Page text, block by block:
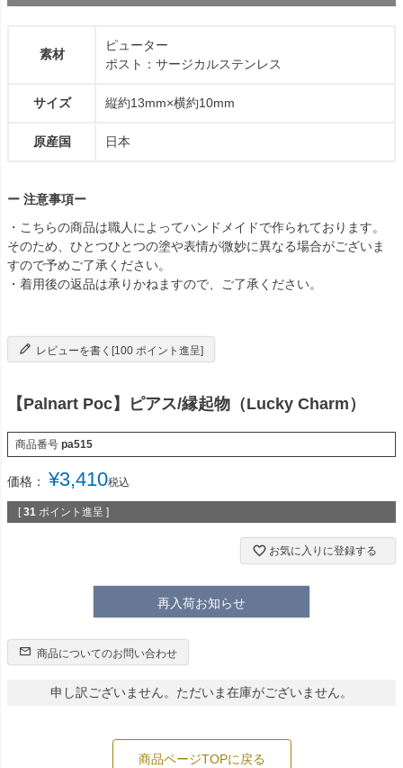
素材
ピューター
ポスト：サージカルステンレス
サイズ 縦約13mm×横約10mm
原産国 日本
ー 注意事項ー
・こちらの商品は職人によってハンドメイドで作られております。
そのため、ひとつひとつの塗や表情が微妙に異なる場合がございま
すので予めご了承ください。
・着用後の返品は承りかねますので、ご了承ください。
レビューを書く[100 ポイント進呈]
【Palnart Poc】ピアス/縁起物（Lucky Charm）
商品番号 pa515
価格： ¥3,410税込
[ 31 ポイント進呈 ]
お気に入りに登録する
再入荷お知らせ
商品についてのお問い合わせ
申し訳ございません。ただいま在庫がございません。
商品ページTOPに戻る